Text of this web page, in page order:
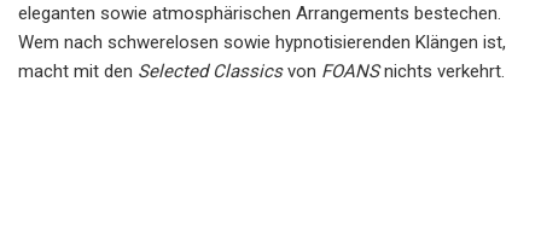
eleganten sowie atmosphärischen Arrangements bestechen.
Wem nach schwerelosen sowie hypnotisierenden Klängen ist,
macht mit den Selected Classicsvon FOANSnichts verkehrt.